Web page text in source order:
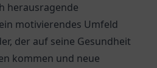
herausragende
motivierendes Umfeld
der auf seine Gesundheit
kommen und neue